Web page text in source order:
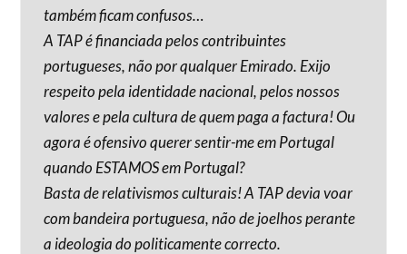
também ficam confusos…
A TAP é financiada pelos contribuintes
portugueses, não por qualquer Emirado. Exijo
respeito pela identidade nacional, pelos nossos
valores e pela cultura de quem paga a factura! Ou
agora é ofensivo querer sentir-me em Portugal
quando ESTAMOS em Portugal?
Basta de relativismos culturais! A TAP devia voar
com bandeira portuguesa, não de joelhos perante
a ideologia do politicamente correcto.